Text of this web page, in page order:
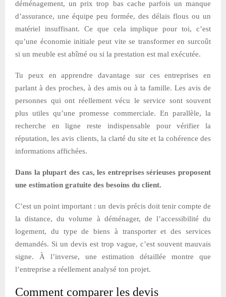
déménagement, un prix trop bas cache parfois un manque
d’assurance, une équipe peu formée, des délais flous ou un
matériel insuffisant. Ce que cela implique pour toi, c’est
qu’une économie initiale peut vite se transformer en surcoût
si un meuble est abîmé ou si la prestation est mal exécutée.
Tu peux en apprendre davantage sur ces entreprises en
parlant à des proches, à des amis ou à ta famille. Les avis de
personnes qui ont réellement vécu le service sont souvent
plus utiles qu’une promesse commerciale. En parallèle, la
recherche en ligne reste indispensable pour vérifier la
réputation, les avis clients, la clarté du site et la cohérence des
informations affichées.
Dans la plupart des cas, les entreprises sérieuses proposent
une estimation gratuite des besoins du client.
C’est un point important : un devis précis doit tenir compte de
la distance, du volume à déménager, de l’accessibilité du
logement, du type de biens à transporter et des services
demandés. Si un devis est trop vague, c’est souvent mauvais
signe. À l’inverse, une estimation détaillée montre que
l’entreprise a réellement analysé ton projet.
Comment comparer les devis